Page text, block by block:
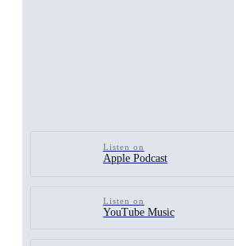
Listen on
Apple Podcast
Listen on
YouTube Music